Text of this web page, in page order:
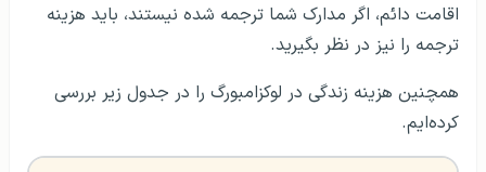
اقامت دائم، اگر مدارک شما ترجمه شده نیستند، باید هزینه
ترجمه را نیز در نظر بگیرید.
همچنین هزینه زندگی در لوکزامبورگ را در جدول زیر بررسی
کرده‌ایم.